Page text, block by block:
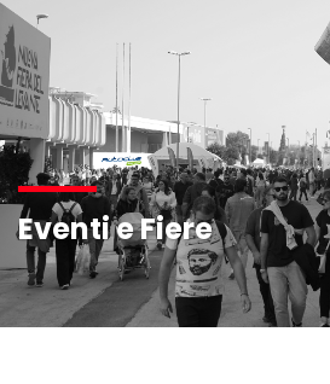
Eventi e Fiere